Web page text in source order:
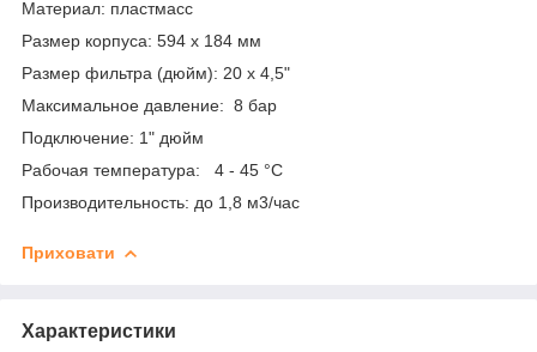
Материал: пластмасс
Размер корпуса: 594 х 184 мм
Размер фильтра (дюйм): 20 х 4,5"
Максимальное давление: 8 бар
Подключение: 1" дюйм
Рабочая температура: 4 - 45 °С
Производительность: до 1,8 м3/час
Приховати
Характеристики